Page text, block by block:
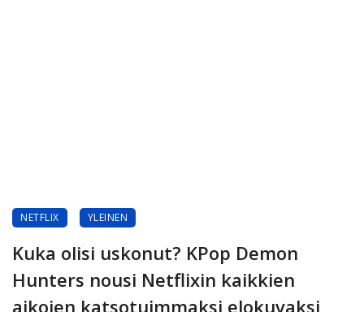
NETFLIX YLEINEN
Kuka olisi uskonut? KPop Demon
Hunters nousi Netflixin kaikkien
aikojen katsotuimmaksi elokuvaksi